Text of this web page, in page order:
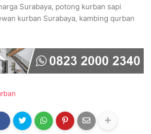
Surabaya, potong kurban sapi
kurban Surabaya, kambing qurban